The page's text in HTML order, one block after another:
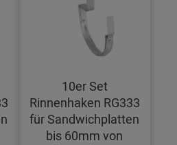
10er Set
Rinnenhaken RG333
für Sandwichplatten
bis 60mm von